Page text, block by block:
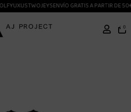
YUXUSTWOJEYSENVÍO GRATIS A PARTIR DE 50€
0